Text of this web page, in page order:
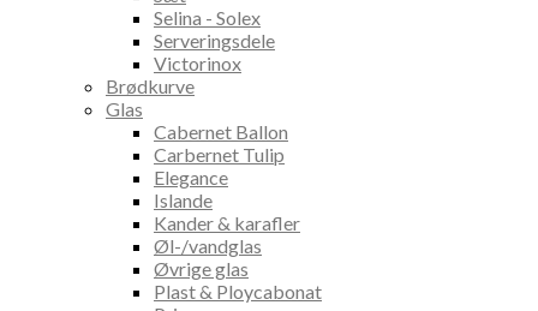
Selina - Solex
Serveringsdele
Victorinox
Brødkurve
Glas
Cabernet Ballon
Carbernet Tulip
Elegance
Islande
Kander & karafler
Øl-/vandglas
Øvrige glas
Plast & Ploycabonat